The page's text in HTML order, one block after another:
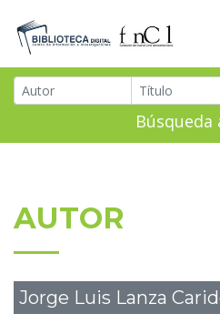
Búsqueda
AUTOR
Jorge Luis Lanza